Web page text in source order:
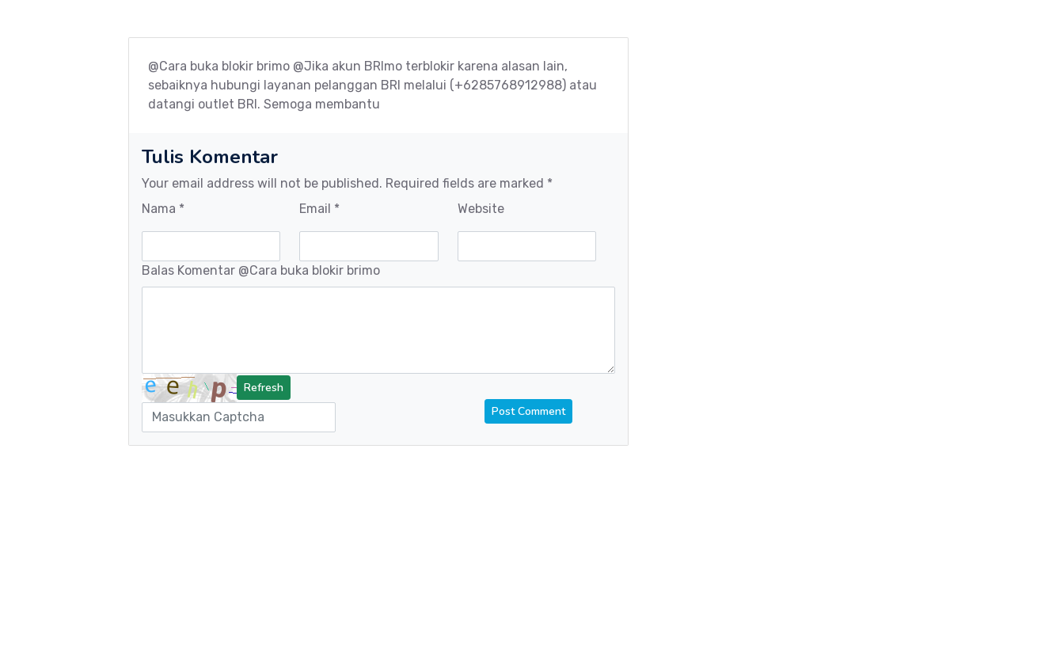
@Cara buka blokir brimo @Jika akun BRImo terblokir karena alasan lain,
sebaiknya hubungi layanan pelanggan BRI melalui (+6285768912988) atau
datangi outlet BRI. Semoga membantu
Tulis Komentar
Your email address will not be published. Required fields are marked *
Nama *
Email * Website
Balas Komentar @Cara buka blokir brimo
Refresh